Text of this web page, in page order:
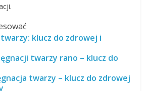
klucz do zdrowej i
twarzy rano – klucz do
twarzy – klucz do zdrowej